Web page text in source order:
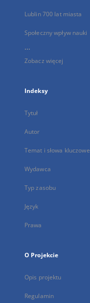
Lublin 700 lat miasta
Społeczny wpływ nauki
...
Zobacz więcej
Indeksy
Tytuł
Autor
Temat i słowa kluczowe
Wydawca
Typ zasobu
Język
Prawa
O Projekcie
Opis projektu
Regulamin